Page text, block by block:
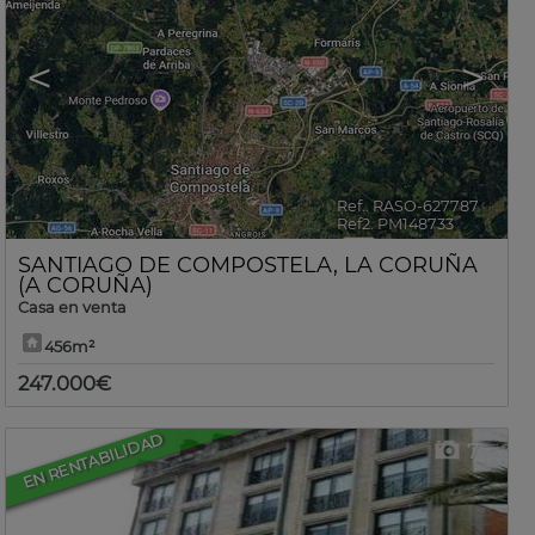
< >
Ref.. RASO-627787 🔗
Ref2. PM148733
SANTIAGO DE COMPOSTELA, LA CORUÑA
(A CORUÑA)
Casa en venta
456m²
247.000€
EN RENTABILIDAD 7